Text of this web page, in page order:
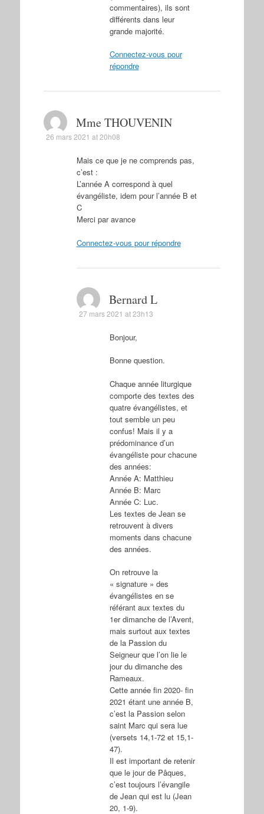
commentaires), ils sont
différents dans leur
grande majorité.
Connectez-vous pour
répondre
Mme THOUVENIN
26 mars 2021 at 20h08
Mais ce que je ne comprends pas,
c’est :
L’année A correspond à quel
évangéliste, idem pour l’année B et
C
Merci par avance
Connectez-vous pour répondre
Bernard L
27 mars 2021 at 23h13
Bonjour,
Bonne question.
Chaque année liturgique
comporte des textes des
quatre évangélistes, et
tout semble un peu
confus! Mais il y a
prédominance d’un
évangéliste pour chacune
des années:
Année A: Matthieu
Année B: Marc
Année C: Luc.
Les textes de Jean se
retrouvent à divers
moments dans chacune
des années.
On retrouve la
« signature » des
évangélistes en se
référant aux textes du
1er dimanche de l’Avent,
mais surtout aux textes
de la Passion du
Seigneur que l’on lie le
jour du dimanche des
Rameaux.
Cette année fin 2020- fin
2021 étant une année B,
c’est la Passion selon
saint Marc qui sera lue
(versets 14,1-72 et 15,1-
47).
Il est important de retenir
que le jour de Pâques,
c’est toujours l’évangile
de Jean qui est lu (Jean
20, 1-9).